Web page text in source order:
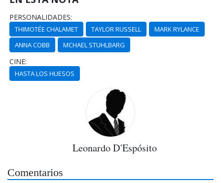
PERSONALIDADES:
THIMOTÉE CHALAMET TAYLOR RUSSELL
MARK RYLANCE
ANNA COBB
MCHAEL STUHLBARG
CINE:
HASTA LOS HUESOS
Leonardo D'Espósito
Comentarios